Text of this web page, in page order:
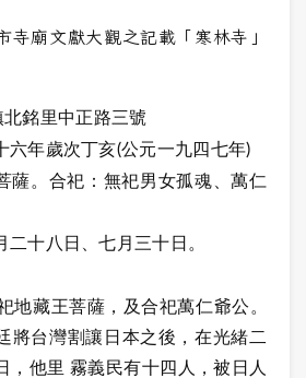
寺廟文獻大觀之記載「寒林寺」
北銘里中正路三號
六年歲次丁亥(公元一九四七年)
薩。合祀：無祀男女孤魂、萬仁
二十八日、七月三十日。
地藏王菩薩，及合祀萬仁爺公。
將台灣割讓日本之後，在光緒二
，他里 霧義民有十四人，被日人